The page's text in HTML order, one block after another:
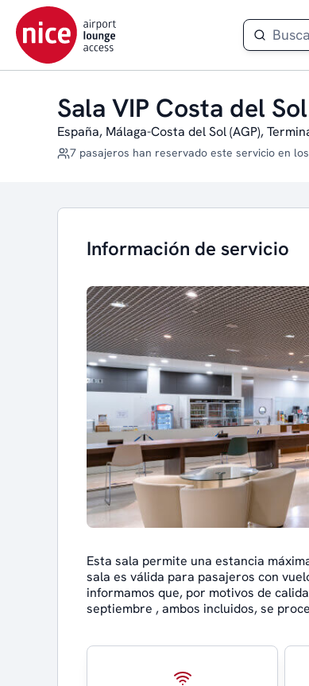
Sala VIP Costa del Sol
España, Málaga-Costa del Sol (AGP),
7 pasajeros han reservado este servicio en
Información de servicio
Esta sala permite una estancia
sala es válida para pasajeros con
informamos que, por motivos de
septiembre , ambos incluidos, se